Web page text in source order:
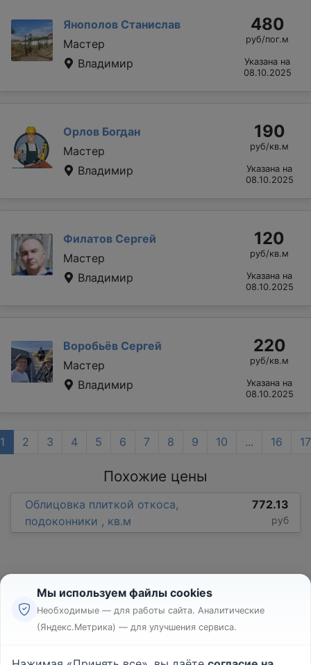
Янополов Станислав
Мастер
Владимир
480
руб/пог.м
Указана на
08.10.2025
Орлов Богдан
Мастер
Владимир
190
руб/кв.м
Указана на
08.10.2025
Филатов Сергей
Мастер
Владимир
120
руб/кв.м
Указана на
08.10.2025
Воробьёв Сергей
Мастер
Владимир
220
руб/кв.м
Указана на
08.10.2025
1 2 3 4 5 6 7 8 9 10 ... 16 17
Похожие цены
Облицовка плиткой откоса,
подоконники , кв.м
772.13
руб
Реклама
Мы используем файлы cookies
Необходимые — для работы сайта. Аналитические
(Яндекс.Метрика) — для улучшения сервиса.